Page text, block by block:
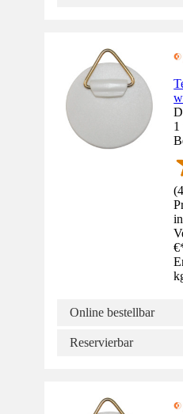
1
(
€
Online bestellbar
Reservierbar